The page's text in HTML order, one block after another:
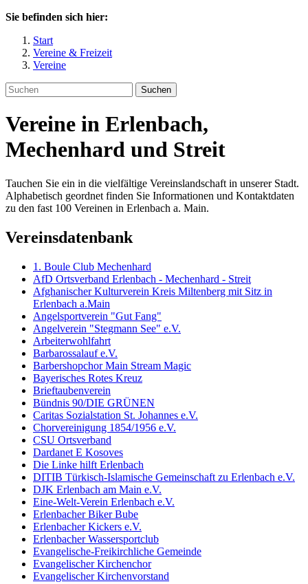
Sie befinden sich hier:
Start
Vereine & Freizeit
Vereine
Suchen
Vereine in Erlenbach,
Mechenhard und Streit
Tauchen Sie ein in die vielfältige Vereinslandschaft in unserer Stadt.
Alphabetisch geordnet finden Sie Informationen und Kontaktdaten
zu den fast 100 Vereinen in Erlenbach a. Main.
Vereinsdatenbank
1. Boule Club Mechenhard
AfD Ortsverband Erlenbach - Mechenhard - Streit
Afghanischer Kulturverein Kreis Miltenberg mit Sitz in
Erlenbach a.Main
Angelsportverein "Gut Fang"
Angelverein "Stegmann See" e.V.
Arbeiterwohlfahrt
Barbarossalauf e.V.
Barbershopchor Main Stream Magic
Bayerisches Rotes Kreuz
Brieftaubenverein
Bündnis 90/DIE GRÜNEN
Caritas Sozialstation St. Johannes e.V.
Chorvereinigung 1854/1956 e.V.
CSU Ortsverband
Dardanet E Kosoves
Die Linke hilft Erlenbach
DITIB Türkisch-Islamische Gemeinschaft zu Erlenbach e.V.
DJK Erlenbach am Main e.V.
Eine-Welt-Verein Erlenbach e.V.
Erlenbacher Biker Bube
Erlenbacher Kickers e.V.
Erlenbacher Wassersportclub
Evangelische-Freikirchliche Gemeinde
Evangelischer Kirchenchor
Evangelischer Kirchenvorstand